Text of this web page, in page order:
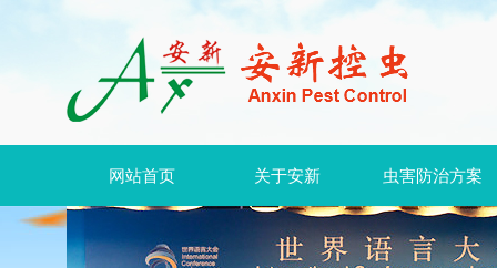
网站首页 关于安新 虫害防治方案